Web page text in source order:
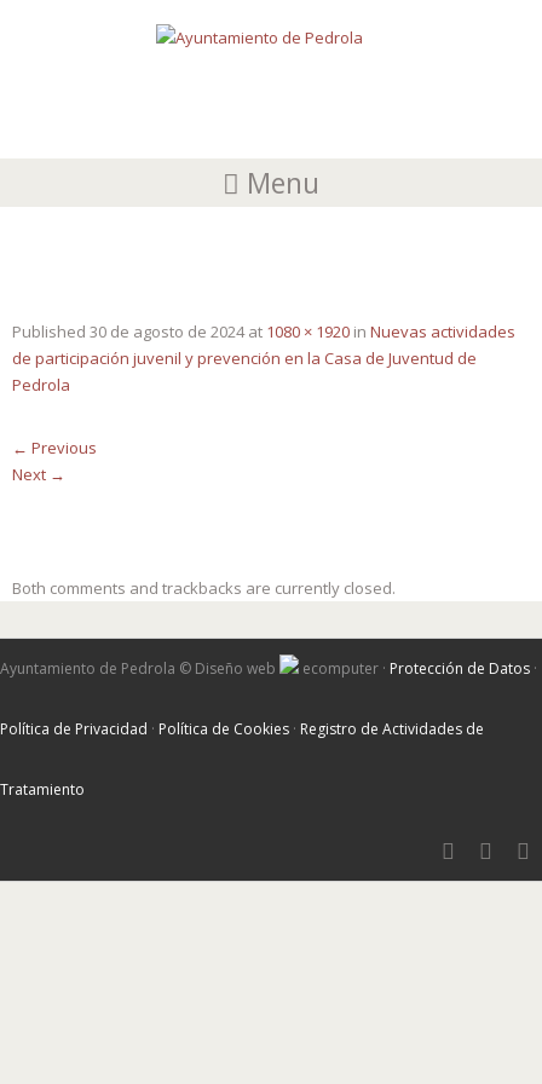
Menu
Published 30 de agosto de 2024at 1080 × 1920 in Nuevas actividades
de participación juvenil y prevención en la Casa de Juventud de
Pedrola
← Previous
Next →
Both comments and trackbacks are currently closed.
Ayuntamiento de Pedrola © Diseño web ecomputer · Protección de Datos ·
Política de Privacidad · Política de Cookies · Registro de Actividades de
Tratamiento